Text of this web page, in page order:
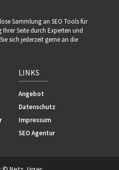
Sammlung an SEO Tools für
Ihrer Seite durch Experten und
sich jederzeit gerne an die
LINKS
Angebot
Datenschutz
Impressum
SEO Agentur